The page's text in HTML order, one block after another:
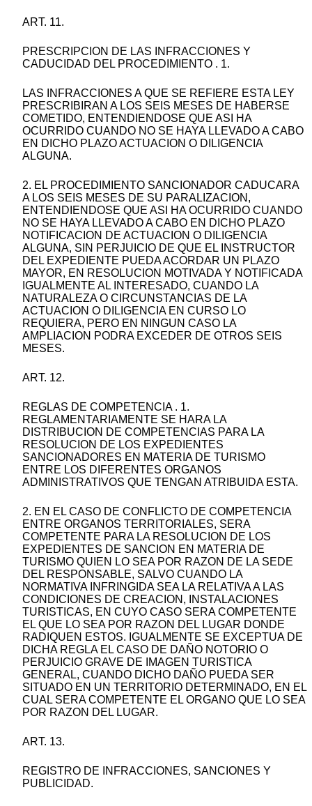
ART. 11.
PRESCRIPCION DE LAS INFRACCIONES Y
CADUCIDAD DEL PROCEDIMIENTO . 1.
LAS INFRACCIONES A QUE SE REFIERE ESTA LEY
PRESCRIBIRAN A LOS SEIS MESES DE HABERSE
COMETIDO, ENTENDIENDOSE QUE ASI HA
OCURRIDO CUANDO NO SE HAYA LLEVADO A CABO
EN DICHO PLAZO ACTUACION O DILIGENCIA
ALGUNA.
2. EL PROCEDIMIENTO SANCIONADOR CADUCARA
A LOS SEIS MESES DE SU PARALIZACION,
ENTENDIENDOSE QUE ASI HA OCURRIDO CUANDO
NO SE HAYA LLEVADO A CABO EN DICHO PLAZO
NOTIFICACION DE ACTUACION O DILIGENCIA
ALGUNA, SIN PERJUICIO DE QUE EL INSTRUCTOR
DEL EXPEDIENTE PUEDA ACORDAR UN PLAZO
MAYOR, EN RESOLUCION MOTIVADA Y NOTIFICADA
IGUALMENTE AL INTERESADO, CUANDO LA
NATURALEZA O CIRCUNSTANCIAS DE LA
ACTUACION O DILIGENCIA EN CURSO LO
REQUIERA, PERO EN NINGUN CASO LA
AMPLIACION PODRA EXCEDER DE OTROS SEIS
MESES.
ART. 12.
REGLAS DE COMPETENCIA . 1.
REGLAMENTARIAMENTE SE HARA LA
DISTRIBUCION DE COMPETENCIAS PARA LA
RESOLUCION DE LOS EXPEDIENTES
SANCIONADORES EN MATERIA DE TURISMO
ENTRE LOS DIFERENTES ORGANOS
ADMINISTRATIVOS QUE TENGAN ATRIBUIDA ESTA.
2. EN EL CASO DE CONFLICTO DE COMPETENCIA
ENTRE ORGANOS TERRITORIALES, SERA
COMPETENTE PARA LA RESOLUCION DE LOS
EXPEDIENTES DE SANCION EN MATERIA DE
TURISMO QUIEN LO SEA POR RAZON DE LA SEDE
DEL RESPONSABLE, SALVO CUANDO LA
NORMATIVA INFRINGIDA SEA LA RELATIVA A LAS
CONDICIONES DE CREACION, INSTALACIONES
TURISTICAS, EN CUYO CASO SERA COMPETENTE
EL QUE LO SEA POR RAZON DEL LUGAR DONDE
RADIQUEN ESTOS. IGUALMENTE SE EXCEPTUA DE
DICHA REGLA EL CASO DE DAÑO NOTORIO O
PERJUICIO GRAVE DE IMAGEN TURISTICA
GENERAL, CUANDO DICHO DAÑO PUEDA SER
SITUADO EN UN TERRITORIO DETERMINADO, EN EL
CUAL SERA COMPETENTE EL ORGANO QUE LO SEA
POR RAZON DEL LUGAR.
ART. 13.
REGISTRO DE INFRACCIONES, SANCIONES Y
PUBLICIDAD.